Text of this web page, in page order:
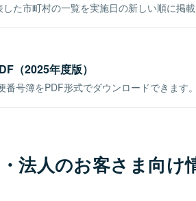
た市町村の一覧を実施日の新しい順に掲載
（2025年度版）
番号簿をPDF形式でダウンロードできます。
法人のお客さま向け